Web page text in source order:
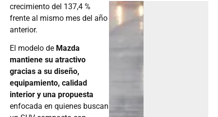
crecimiento del 137,4 %
frente al mismo mes del año
anterior.
El modelo de Mazda
mantiene su atractivo
gracias a su diseño,
equipamiento, calidad
interior y una propuesta
enfocada en quienes buscan